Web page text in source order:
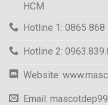
HCM
Hotline 1: 0865 868
Hotline 2:
Website:
Email: